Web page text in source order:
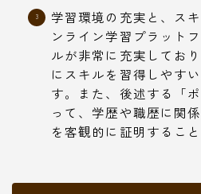
学習環境の充実と、ス
ンライン学習プラット
ルが非常に充実してお
にスキルを習得しやす
す。また、後述する「
って、学歴や職歴に関
を客観的に証明するこ